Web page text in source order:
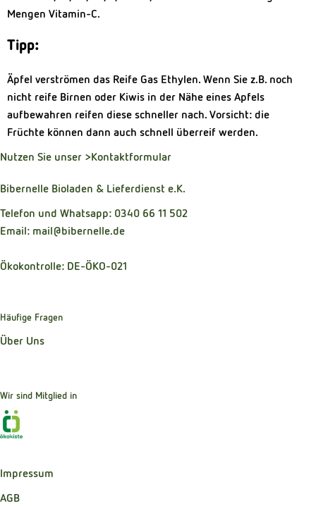
Mengen Vitamin-C.
Tipp:
Äpfel verströmen das Reife Gas Ethylen. Wenn Sie z.B. noch
nicht reife Birnen oder Kiwis in der Nähe eines Apfels
aufbewahren reifen diese schneller nach. Vorsicht: die
Früchte können dann auch schnell überreif werden.
Nutzen Sie unser >Kontaktformular
Bibernelle Bioladen & Lieferdienst e.K.
Telefon und Whatsapp: 0340 66 11 502
Email: mail@bibernelle.de
Ökokontrolle: DE-ÖKO-021
Häufige Fragen
Über Uns
Wir sind Mitglied in
Impressum
AGB